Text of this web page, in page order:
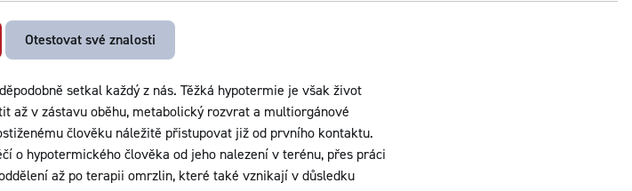
Otestovat své znalosti
setkal každý z nás. Těžká hypotermie je však život
až v zástavu oběhu, metabolický rozvrat a multiorgánové
člověku náležitě přistupovat již od prvního kontaktu.
o hypotermického člověka od jeho nalezení v terénu, přes práci
až po terapii omrzlin, které také vznikají v důsledku